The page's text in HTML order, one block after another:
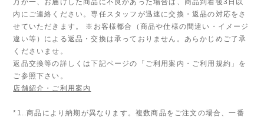
内にご連絡ください。専任スタッフが迅速に交換・返品の対応をさ
せていただきます。 ※お客様都合（商品や仕様の間違い・イメージ
違い等）による返品・交換は承っておりません。あらかじめご了承
くださいませ。
返品交換等の詳しくは下記ページの「ご利用案内・ご利用規約」を
ご参照下さい。
店舗紹介・ご利用案内
*1..商品により納期が異なります。複数商品をご注文の場合、一番